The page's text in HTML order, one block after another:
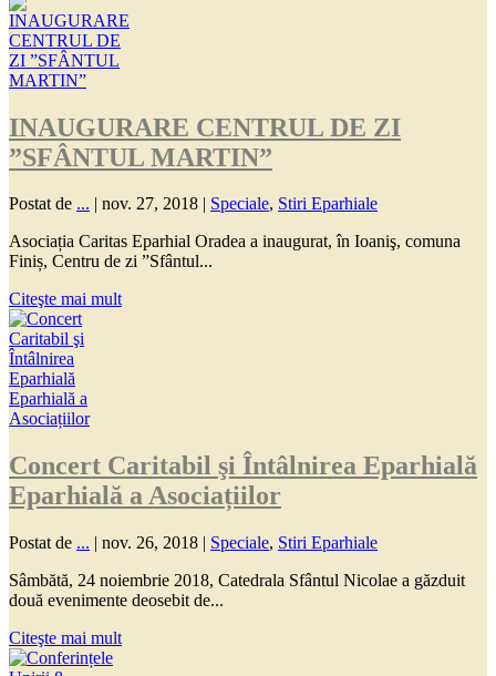
INAUGURARE CENTRUL DE ZI
”SFÂNTUL MARTIN”
Postat de ... nov. 27, 2018 Speciale, Stiri Eparhiale
Asociația Caritas Eparhial Oradea a inaugurat, în Ioaniş, comuna
Finiș, Centru de zi ”Sfântul...
Citeşte mai mult
Concert Caritabil şi Întâlnirea Eparhială
Eparhială a Asociațiilor
Postat de ... | nov. 26, 2018 | Speciale, Stiri Eparhiale
Sâmbătă, 24 noiembrie 2018, Catedrala Sfântul Nicolae a găzduit
două evenimente deosebit de...
Citeşte mai mult